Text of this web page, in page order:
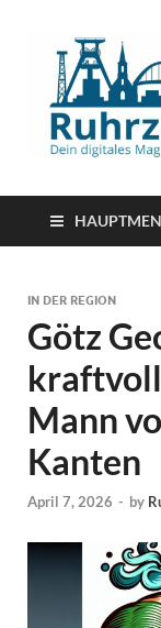
IN DER REGION
Götz
Mann
Kanten
April 7, 2026 - by